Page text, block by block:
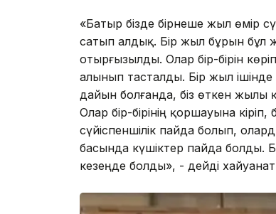
«Батыр бізде бірнеше жыл өмір
сатып алдық. Бір жыл бұрын бұл
отырғызылды. Олар бір-бірін
алынып тасталды. Бір жыл ішінде
дайын болғанда, біз өткен жылы
Олар бір-бірінің қоршауына
сүйіспеншілік пайда болып,
басында күшіктер пайда болды.
кезеңде болды», - дейді